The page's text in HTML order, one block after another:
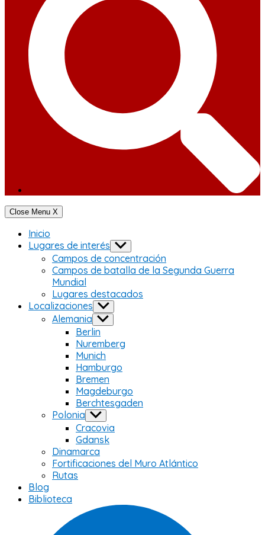
Close Menu X
Inicio
Lugares de interés Show
sub
menu
Campos de concentración
Campos de batalla de la Segunda Guerra
Mundial
Lugares destacados
Localizaciones Show
sub
menu
Alemania Show
sub
menu
Berlin
Nuremberg
Munich
Hamburgo
Bremen
Magdeburgo
Berchtesgaden
Polonia Show
sub
menu
Cracovia
Gdansk
Dinamarca
Fortificaciones del Muro Atlántico
Rutas
Blog
Biblioteca